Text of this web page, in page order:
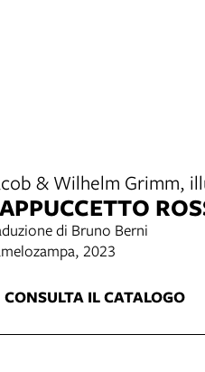
& Wilhelm Grimm,
di Bruno Berni
2023
CONSULTA IL CATALOGO